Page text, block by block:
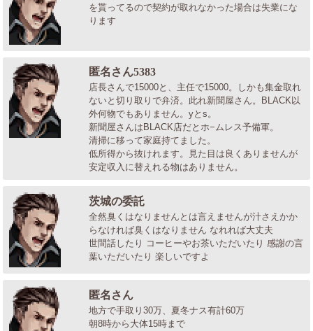
を貰ってるので契約が取れなかった場合は失業にな
ります
匿名さん5383
店長さんで15000と、主任で15000。しかも集金取れ
ないと切り取りで弁済。此れ新聞屋さん。BLACK以
外何物でもありません。yとs。
新聞屋さんはBLACK店だとホ−ムレス予備軍。
清掃に移って家庭持てました。
低所得から抜けれます。見た目は良くありませんが
安定収入に替えれる物はありません。
茨城の委託
全然臭くはなりませんとは言えませんが汁さえかか
らなければ臭くはなりません なれれば大丈夫
世間話したり コーヒーやお茶いただいたり 感謝の言
葉いただいたり 楽しいですよ
匿名さん
地方で手取り30万、夏冬ナス有計60万
朝8時から大体15時まで